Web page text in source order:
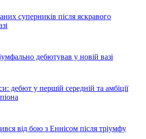
суперників після яскравого
дебютував у новій вазі
дебют у першій середній та амбіції
від бою з Еннісом після тріумфу